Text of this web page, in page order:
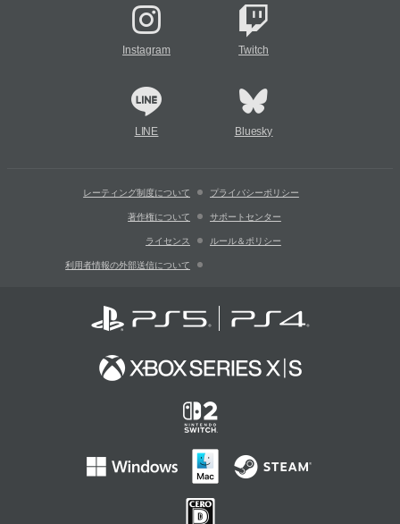
Instagram Twitch
LINE Bluesky
レーティング制度について プライバシーポリシー
著作権について サポートセンター
ライセンス ルール＆ポリシー
利用者情報の外部送信について